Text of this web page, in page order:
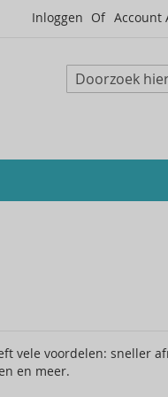
Inloggen Account
Zoeken
vele voordelen: sneller
en meer.